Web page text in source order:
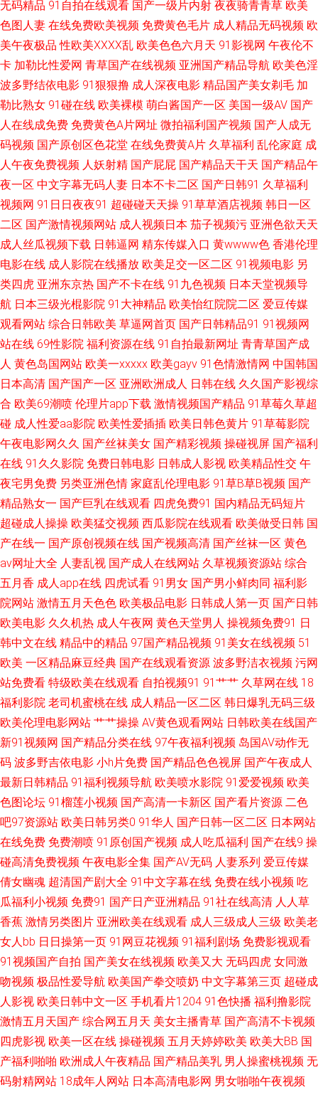
91熟女露脸 日本理论 91视频在线手机播放 日韩乱码一区 91超碰色综合 久
久思精品视频 91乱子伦国产 蜜桃成人无码一区 91伊人在线自拍 欧美性爱主
大香蕉伊重 91av国产在线播放 加勒比性爱资源 91精品视频一区 影音先锋的
国产AV 欧美亚州另类 92AV网站 日韩福利网 97在线观看免费视屏 日韩三级
专区 国内精品综久久 91和78无掩体视频黑丝 欧美伊人久久五月 av大片在线
观看 婷婷丁香一区二区亚洲 国产黄色免费性交 91prom永久地址 久久肏com
91素人视频首页 日韩AV高清 99热色吧 三级网址国产 国产黑丝后入 91次元
pc 密桃视频免费看 91嫩国产线观 91色图 日韩伊人福利 第一福利视频导航
日韩专区第三页 国产精品一区 91破解版免费入口 青青操91视频 99sese久久
视频国产1024 国产精品久久麻豆 91农村站街熟女露脸 三级黄免费观看 白丝
品 91伊人视频 色欲久久精品人妻 肏屄视频网址 亚洲先锋电影 国产在线小视
频 91日韩在线观看 人妻少妇精品区 91综合网海角社区色 在线一本 九热艹视
频 91蝌蚪论坛我爱我妻 欧美日韩另类综合 91午夜影院在线 午夜国产在线视
频 国产精品一百二区 91福利视频广场 91在线精品尤物 香蕉色色在线 国产美
久久 91网免费看嫩草 午夜剧场在线免费视频 精品久久中文久久 91视频在线
日美女免费 91日本美女看片 色综色囯产欧美曰韩 国产视频96 91你懂的在线
日本美女网站AV 啊v视频 亚洲色图免费在线观看 久久福利一二区 A片国产 最
新亚洲分区电影更新 狼人操超碰 97一起艹 午夜男人天堂 国产自91 91免费
公开视频 国产精品这里 91搞熟妇 91黄瓜在线免费观看 狠狠色一区二区 91
性感在线 性生话影视 国产日韩欧美综合 91看女 日韩一级网站 抖阴免费网页
91nav电影 老司机福利欧美 成人福利影院午夜久久 91tv在线看 老熟女视频
一区二区三 wwwav热 91av官网 久久色一区 91网站免费视频 九一天麻传媒
av在线不卡影院 亚洲一区二区三区婷婷 久久精品看久久 91午市短视频 在线
播放福利AV 女人资源网 www2AV色图 国产一区综合 www久久香蕉 极品福
利姬导航 亚洲涩色在线 91人妻无码91 加勒比东京热伊人 91嫩草久久天美传
媒 久久国产秒 草草网123 五月天啪啪做爱 95福利视频 少妇14p a在线观看
无码精品 91自拍在线观看 国产一级片内射 夜夜骑青青草 欧美
色图人妻 在线免费欧美视频 免费黄色毛片 成人精品无码视频 欧
美午夜极品 性欧美ⅩⅩⅩⅩ乱 欧美色色六月天 91影视网 午夜伦不
卡 加勒比性爱网 青草国产在线视频 亚洲国产精品导航 欧美色淫
波多野结依电影 91狠狠撸 成人深夜电影 精品国产美女剃毛 加
勒比熟女 91碰在线 欧美裸模 萌白酱国产一区 美国一级AV 国产
人在线成免费 免费黄色A片网址 微拍福利国产视频 国产人成无
码视频 国产原创区色花堂 在线免费黄A片 久草福利 乱伦家庭 成
人午夜免费视频 人妖射精 国产屁屁 国产精品天干天 国产精品午
夜一区 中文字幕无码人妻 日本不卡二区 国产日韩91 久草福利
视频网 91日日夜夜91 超碰碰天天操 91草草酒店视频 韩日一区
二区 国产激情视频网站 成人视频日本 茄子视频污 亚洲色欲天天
成人丝瓜视频下载 日韩逼网 精东传媒入口 黄wwww色 香港伦理
电影在线 成人影院在线播放 欧美足交一区二区 91视频电影 另
类四虎 亚洲东京热 国产不卡在线 91九色视频 日本天堂视频导
航 日本三级光棍影院 91大神精品 欧美怡红院院二区 爱豆传媒
观看网站 综合日韩欧美 草逼网首页 国产日韩精品91 91视频网
站在线 69性影院 福利资源在线 91自拍最新网址 青青草国产成
人 黄色岛国网站 欧美一xxxxx 欧美gayv 91色情激情网 中国韩国
日本高清 国产国产一区 亚洲欧洲成人 日韩在线 久久国产影视综
合 欧美69潮喷 伦理片app下载 激情视频国产精品 91草莓久草超
碰 成人性爱aa影院 欧美性爱插插 欧美日韩色黄片 91草莓影院
午夜电影网久久 国产丝袜美女 国产精彩视频 操碰视屏 国产福利
在线 91久久影院 免费日韩电影 日韩成人影视 欧美精品性交 午
夜宅男免费 另类亚洲色情 家庭乱伦理电影 91草B草B视频 国产
精品熟女一 国产巨乳在线观看 四虎免费91 国内精品无码短片
超碰成人操操 欧美猛交视频 西瓜影院在线观看 欧美做受日韩 国
产在线一 国产原创视频在线 国产视频高清 国产丝袜一区 黄色
av网址大全 人妻乱视 国产成人在线网站 久草视频资源站 综合
五月香 成人app在线 四虎试看 91男女 国产男小鲜肉同 福利影
院网站 激情五月天色色 欧美极品电影 日韩成人第一页 国产日韩
欧美电影 久久机热 成人午夜网 黄色天堂男人 操视频免费91 日
韩中文在线 精品中的精品 97国产精品视频 91美女在线视频 51
欧美 一区精品麻豆经典 国产在线观看资源 波多野洁衣视频 污网
站免费看 特级欧美在线观看 自拍视频91 91艹艹 久草网在线 18
福利影院 老司机蜜桃在线 成人精品一区二区 韩日爆乳无码三级
欧美伦理电影网站 艹艹操操 AV黄色观看网站 日韩欧美在线国产
新91视频网 国产精品分类在线 97午夜福利视频 岛国AV动作无
码 波多野吉依电影 小h片免费 国产精品色色视屏 国产午夜成人
最新日韩精品 91福利视频导航 欧美喷水影院 91爱爱视频 欧美
色图论坛 91榴莲小视频 国产高清一卡新区 国产看片资源 二色
吧97资源站 欧美日韩另类0 91华人 国产日韩一区二区 日本网站
在线免费 免费潮喷 91原创国产视频 成人吃瓜福利 国产在线9 操
碰高清免费视频 午夜电影全集 国产AV无码 人妻系列 爱豆传媒
倩女幽魂 超清国产剧大全 91中文字幕在线 免费在线小视频 吃
瓜福利小视频 免费91 国产日产亚洲精品 91社在线高清 人人草
香蕉 激情另类图片 亚洲欧美在线观看 成人三级成人三级 欧美老
女人bb 日日操第一页 91网豆花视频 91福利剧场 免费影视观看
91视频国产自拍 国产美女在线视频 欧美又大 无码四虎 女同激
吻视频 极品性爱导航 欧美国产拳交喷奶 中文字幕第三页 超碰成
人影视 欧美日韩中文一区 手机看片1204 91色快播 福利撸影院
激情五月天国产 综合网五月天 美女主播青草 国产高清不卡视频
四虎影视 欧美一区在线 操碰视频 五月天婷婷欧美 欧美大BB 国
产福利啪啪 欧洲成人午夜精品 国产精品美乳 男人操蜜桃视频 无
码射精网站 18成年人网站 日本高清电影网 男女啪啪午夜视频